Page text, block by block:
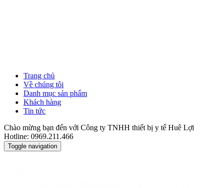
Trang chủ
Về chúng tôi
Danh mục sản phẩm
Khách hàng
Tin tức
Chào mừng bạn đến với Công ty TNHH thiết bị y tế Huê Lợi
Hotline: 0969.211.466
Toggle navigation